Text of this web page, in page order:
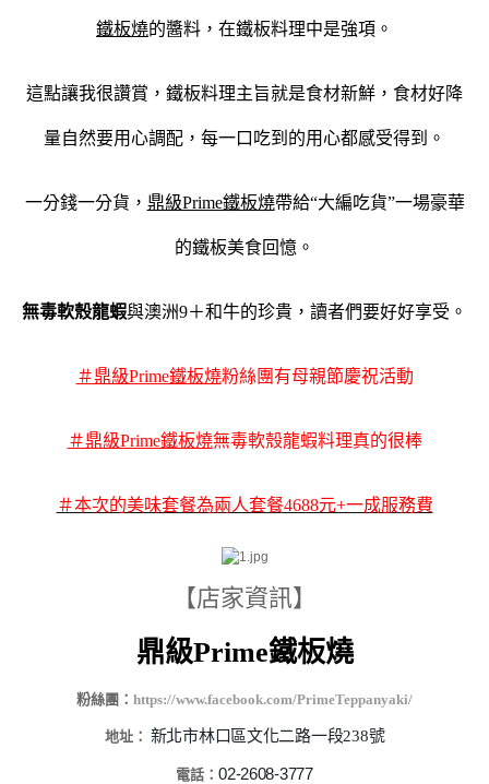
鐵板燒的醬料，在鐵板料理中是強項。
這點讓我很讚賞，鐵板料理主旨就是食材新鮮，食材好降
量自然要用心調配，每一口吃到的用心都感受得到。
一分錢一分貨， 鼎級Prime鐵板燒帶給“大編吃貨”一場豪華
的鐵板美食回憶。
無毒軟殼龍蝦與澳洲9＋和牛的珍貴，讀者們要好好享受。
＃鼎級Prime鐵板燒粉絲團有母親節慶祝活動
＃鼎級Prime鐵板燒無毒軟殼龍蝦料理真的很棒
＃本次的美味套餐為兩人套餐4688元+一成服務費
【店家資訊】
鼎級Prime鐵板燒
粉絲團： https://www.facebook.com/PrimeTeppanyaki/
地址： 新北市林口區文化二路一段238號
電話：02-2608-3777